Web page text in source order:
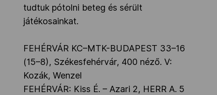
tudtuk pótolni beteg és sérült
játékosainkat.
FEHÉRVÁR KC–MTK-BUDAPEST 33–16
(15–8), Székesfehérvár, 400 néző. V:
Kozák, Wenzel
FEHÉRVÁR: Kiss É. – Azari 2, HERR A. 5